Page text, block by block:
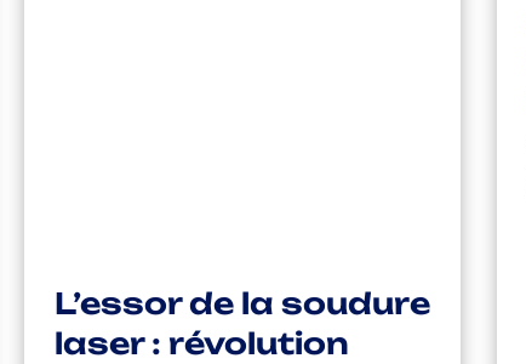
L’essor de la soudure
laser : révolution